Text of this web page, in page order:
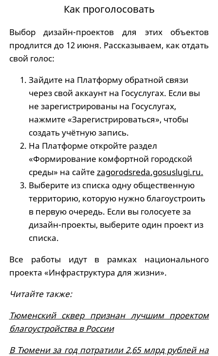
Как проголосовать
Выбор дизайн-проектов для этих объектов
продлится до 12 июня. Рассказываем, как отдать
свой голос:
Зайдите на Платформу обратной связи
через свой аккаунт на Госуслугах. Если вы
не зарегистрированы на Госуслугах,
нажмите «Зарегистрироваться», чтобы
создать учётную запись.
На Платформе откройте раздел
«Формирование комфортной городской
среды» на сайте zagorodsreda.gosuslugi.ru.
Выберите из списка одну общественную
территорию, которую нужно благоустроить
в первую очередь. Если вы голосуете за
дизайн-проекты, выберите один проект из
списка.
Все работы идут в рамках национального
проекта «Инфраструктура для жизни».
Читайте также:
Тюменский сквер признан лучшим проектом
благоустройства в России
В Тюмени за год потратили 2,65 млрд рублей на